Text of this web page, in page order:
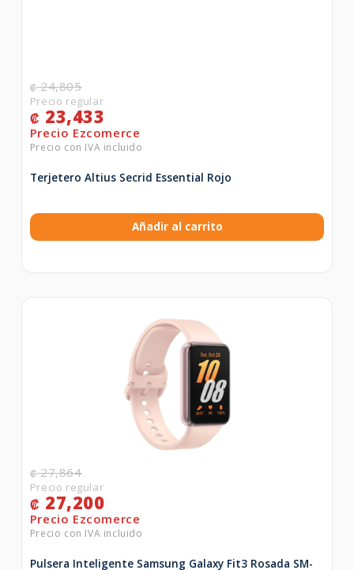
₡24,805
₡ 23,433
Terjetero Altius Secrid Essential Rojo
Añadir al carrito
₡27,864
₡ 27,200
Pulsera Inteligente Samsung Galaxy Fit3 Rosada SM-